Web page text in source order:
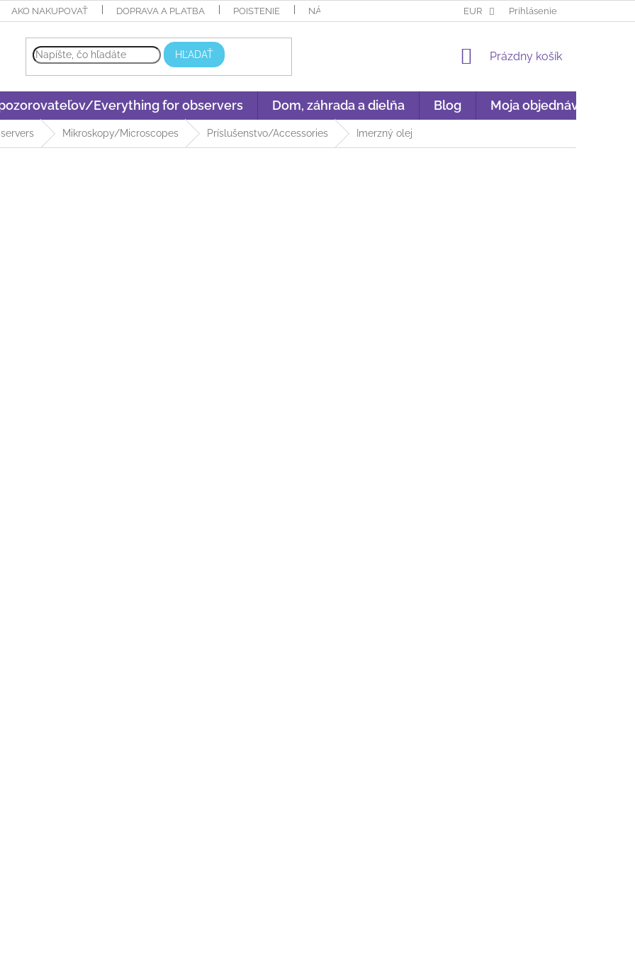
AKO NAKUPOVAŤ DOPRAVA A PLATBA POISTENIE NÁKUP NA SPLÁTKY GARANCIA ORIGINALITY
EUR Prihlásenie
HĽADAŤ
NÁKUPNÝ
Prázdny košík
Everything for observers Dom, záhrada a dielňa Blog Moja objednávka
Mikroskopy/Microscopes Príslušenstvo/Accessories Imerzný olej